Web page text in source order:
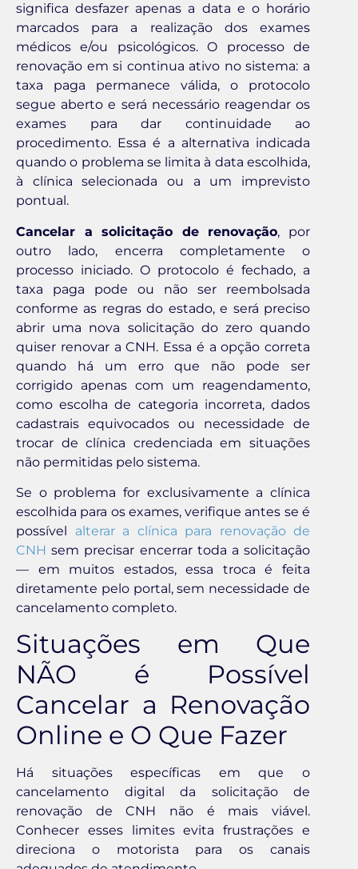
significa desfazer apenas a data e o horário
marcados para a realização dos exames
médicos e/ou psicológicos. O processo de
renovação em si continua ativo no sistema: a
taxa paga permanece válida, o protocolo
segue aberto e será necessário reagendar os
exames para dar continuidade ao
procedimento. Essa é a alternativa indicada
quando o problema se limita à data escolhida,
à clínica selecionada ou a um imprevisto
pontual.
Cancelar a solicitação de renovação, por
outro lado, encerra completamente o
processo iniciado. O protocolo é fechado, a
taxa paga pode ou não ser reembolsada
conforme as regras do estado, e será preciso
abrir uma nova solicitação do zero quando
quiser renovar a CNH. Essa é a opção correta
quando há um erro que não pode ser
corrigido apenas com um reagendamento,
como escolha de categoria incorreta, dados
cadastrais equivocados ou necessidade de
trocar de clínica credenciada em situações
não permitidas pelo sistema.
Se o problema for exclusivamente a clínica
escolhida para os exames, verifique antes se é
possível alterar a clínica para renovação de
CNH sem precisar encerrar toda a solicitação
— em muitos estados, essa troca é feita
diretamente pelo portal, sem necessidade de
cancelamento completo.
Situações em Que
NÃO é Possível
Cancelar a Renovação
Online e O Que Fazer
Há situações específicas em que o
cancelamento digital da solicitação de
renovação de CNH não é mais viável.
Conhecer esses limites evita frustrações e
direciona o motorista para os canais